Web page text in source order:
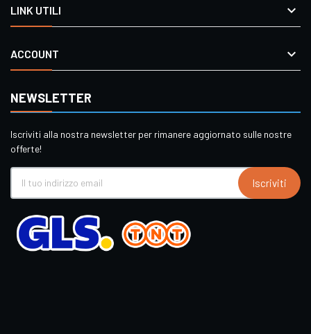
LINK UTILI 
ACCOUNT 
NEWSLETTER
Iscriviti alla nostra newsletter per rimanere aggiornato sulle nostre
offerte!
Iscriviti